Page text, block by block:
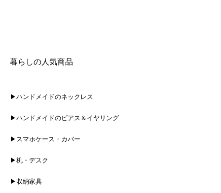
暮らしの人気商品
▶ハンドメイドのネックレス
▶ハンドメイドのピアス＆イヤリング
▶スマホケース・カバー
▶机・デスク
▶収納家具